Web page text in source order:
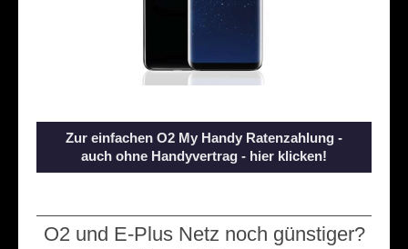
Zur einfachen O2 My Handy Ratenzahlung -
auch ohne Handyvertrag - hier klicken!
O2 und E-Plus Netz noch günstiger?